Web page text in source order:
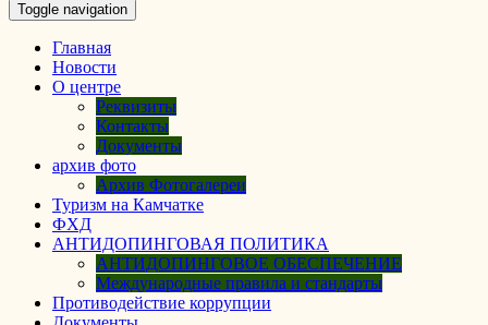
Toggle navigation
Главная
Новости
О центре
Реквизиты
Контакты
Документы
архив фото
Архив Фотогалереи
Туризм на Камчатке
ФХД
АНТИДОПИНГОВАЯ ПОЛИТИКА
АНТИДОПИНГОВОЕ ОБЕСПЕЧЕНИЕ
Международные правила и стандарты
Противодействие коррупции